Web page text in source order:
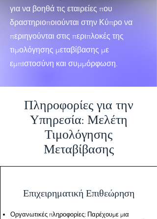
για να βοηθά τις εταιρείες που
δραστηριοποιούνται στην Κύπρο να
περιηγούνται στις περιπλοκές της
τιμολόγησης μεταβίβασης με
εμπιστοσύνη και συμμόρφωση.
Πληροφορίες για την
Υπηρεσία: Μελέτη
Τιμολόγησης
Μεταβίβασης
Επιχειρηματική Επιθεώρηση
Οργανωτικές πληροφορίες: Παρέχουμε μια